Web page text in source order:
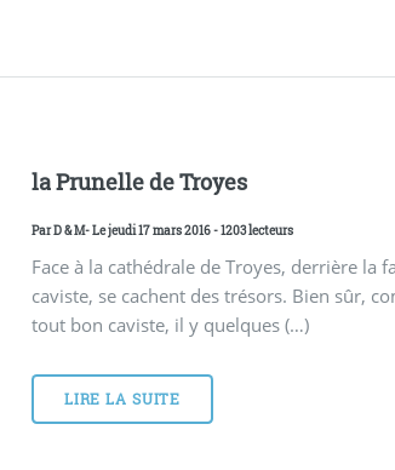
la Prunelle de Troyes
ParD & M- Le jeudi 17 mars 2016 - 1203 lecteurs
Face à la cathédrale de Troyes, derrière la
caviste, se cachent des trésors. Bien sûr,
tout bon caviste, il y quelques (…)
LIRE LA SUITE